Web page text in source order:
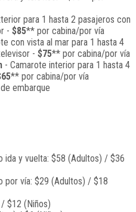
para 1 hasta 2 pasajeros con
- $85** por cabina/por vía
con vista al mar para 1 hasta 4
- $75** por cabina/por vía
- Camarote interior para 1 hasta 4
** por cabina/por vía
embarque
ida y vuelta: $58 (Adultos) / $36
por vía: $29 (Adultos) / $18
$12 (Niños)